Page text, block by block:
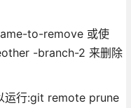
to-remove 或使
-branch-2 来删除
运行:git remote prune